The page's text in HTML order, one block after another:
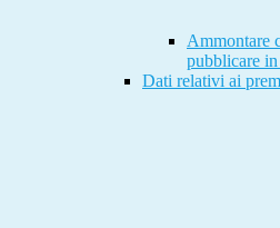
Ammontare
pubblicare
Dati relativi ai